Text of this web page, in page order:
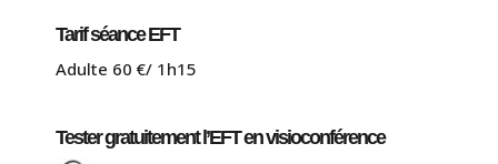
Tarif séance EFT
Adulte 60 €/ 1h15
Tester gratuitement l’EFT en visioconférence